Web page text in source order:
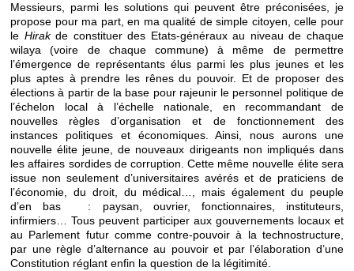
Messieurs, parmi les solutions qui peuvent être préconisées, je
propose pour ma part, en ma qualité de simple citoyen, celle pour
le Hirakde constituer des Etats-généraux au niveau de chaque
wilaya (voire de chaque commune) à même de permettre
l’émergence de représentants élus parmi les plus jeunes et les
plus aptes à prendre les rênes du pouvoir. Et de proposer des
élections à partir de la base pour rajeunir le personnel politique de
l’échelon local à l’échelle nationale, en recommandant de
nouvelles règles d’organisation et de fonctionnement des
instances politiques et économiques. Ainsi, nous aurons une
nouvelle élite jeune, de nouveaux dirigeants non impliqués dans
les affaires sordides de corruption. Cette même nouvelle élite sera
issue non seulement d’universitaires avérés et de praticiens de
l’économie, du droit, du médical…, mais également du peuple
d’en bas : paysan, ouvrier, fonctionnaires, instituteurs,
infirmiers… Tous peuvent participer aux gouvernements locaux et
au Parlement futur comme contre-pouvoir à la technostructure,
par une règle d’alternance au pouvoir et par l’élaboration d’une
Constitution réglant enfin la question de la légitimité.